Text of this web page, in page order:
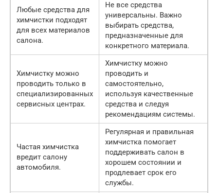
Любые средства для
химчистки подходят
для всех материалов
салона.
Не все средства
универсальны. Важно
выбирать средства,
предназначенные для
конкретного материала.
Химчистку можно
проводить только в
специализированных
сервисных центрах.
Химчистку можно
проводить и
самостоятельно,
используя качественные
средства и следуя
рекомендациям системы.
Частая химчистка
вредит салону
автомобиля.
Регулярная и правильная
химчистка помогает
поддерживать салон в
хорошем состоянии и
продлевает срок его
службы.